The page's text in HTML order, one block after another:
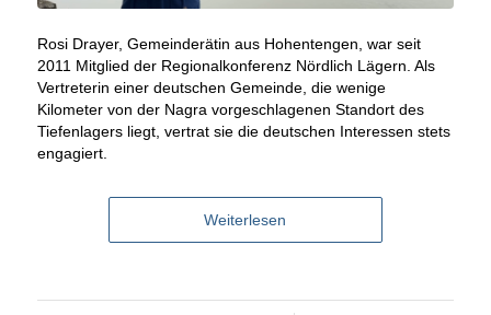
Rosi Drayer, Gemeinderätin aus Hohentengen, war seit
2011 Mitglied der Regionalkonferenz Nördlich Lägern. Als
Vertreterin einer deutschen Gemeinde, die wenige
Kilometer von der Nagra vorgeschlagenen Standort des
Tiefenlagers liegt, vertrat sie die deutschen Interessen stets
engagiert.
Weiterlesen